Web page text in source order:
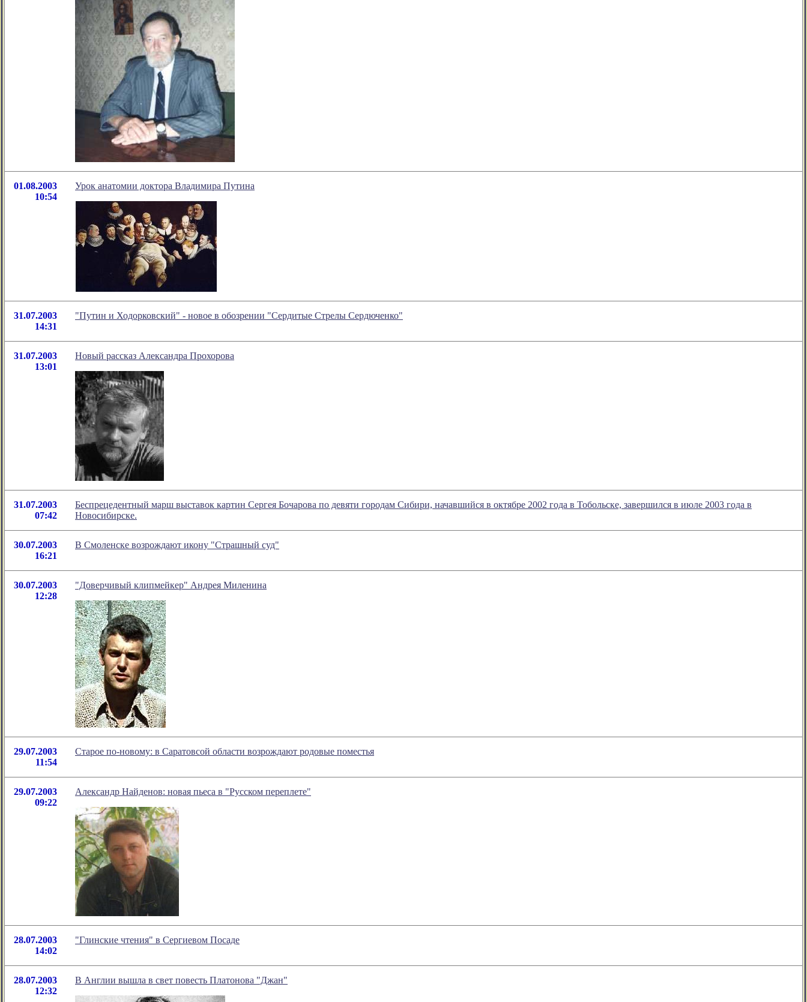
01.08.2003
10:54
Урок анатомии доктора Владимира Путина
31.07.2003
14:31
"Путин и Ходорковский" - новое в обозрении "Сердитые Стрелы Сердюченко"
31.07.2003
13:01
Новый рассказ Александра Прохорова
31.07.2003
07:42
Беспрецедентный марш выставок картин Сергея Бочарова по девяти городам Сибири, начавшийся в октябре 2002 года в Тобольске, завершился в июле 2003 года в
Новосибирске.
30.07.2003
16:21
В Смоленске возрождают икону "Страшный суд"
30.07.2003
12:28
"Доверчивый клипмейкер" Андрея Миленина
29.07.2003
11:54
Старое по-новому: в Саратовсой области возрождают родовые поместья
29.07.2003
09:22
Александр Найденов: новая пьеса в "Русском переплете"
28.07.2003
14:02
"Глинские чтения" в Сергиевом Посаде
28.07.2003
12:32
В Англии вышла в свет повесть Платонова "Джан"